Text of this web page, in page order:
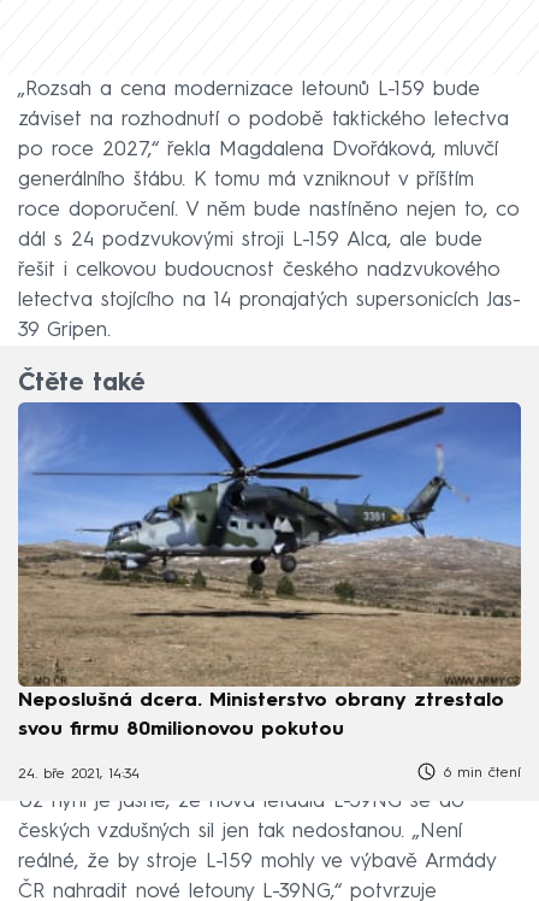
„Rozsah a cena modernizace letounů L-159 bude
záviset na rozhodnutí o podobě taktického letectva
po roce 2027,“ řekla Magdalena Dvořáková, mluvčí
generálního štábu. K tomu má vzniknout v příštím
roce doporučení. V něm bude nastíněno nejen to, co
dál s 24 podzvukovými stroji L-159 Alca, ale bude
řešit i celkovou budoucnost českého nadzvukového
letectva stojícího na 14 pronajatých supersonicích Jas-
39 Gripen.
Čtěte také
Neposlušná dcera. Ministerstvo obrany ztrestalo
svou firmu 80milionovou pokutou
24. bře 2021, 14:34 6 min čtení
Už nyní je jasné, že nová letadla L-39NG se do
českých vzdušných sil jen tak nedostanou. „Není
reálné, že by stroje L-159 mohly ve výbavě Armády
ČR nahradit nové letouny L-39NG,“ potvrzuje